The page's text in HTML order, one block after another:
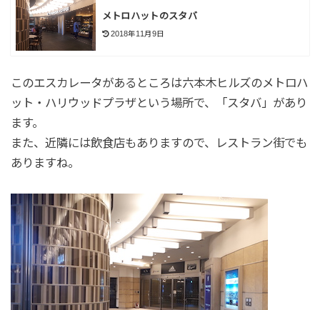
メトロハットのスタバ
2018年11月9日
このエスカレータがあるところは六本木ヒルズのメトロハ
ット・ハリウッドプラザという場所で、「スタバ」があり
ます。
また、近隣には飲食店もありますので、レストラン街でも
ありますね。